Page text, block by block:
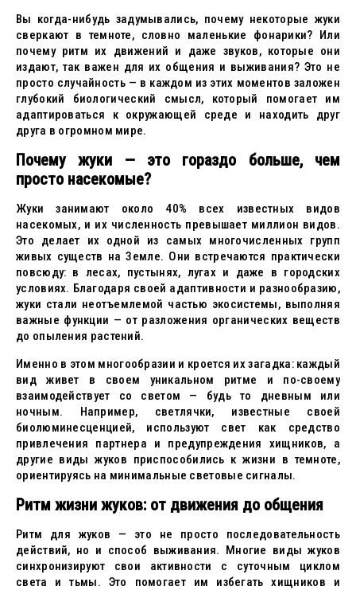
Вы когда-нибудь задумывались, почему некоторые жуки
сверкают в темноте, словно маленькие фонарики? Или
почему ритм их движений и даже звуков, которые они
издают, так важен для их общения и выживания? Это не
просто случайность — в каждом из этих моментов заложен
глубокий биологический смысл, который помогает им
адаптироваться к окружающей среде и находить друг
друга в огромном мире.
Почему жуки — это гораздо больше, чем
просто насекомые?
Жуки занимают около 40% всех известных видов
насекомых, и их численность превышает миллион видов.
Это делает их одной из самых многочисленных групп
живых существ на Земле. Они встречаются практически
повсюду: в лесах, пустынях, лугах и даже в городских
условиях. Благодаря своей адаптивности и разнообразию,
жуки стали неотъемлемой частью экосистемы, выполняя
важные функции — от разложения органических веществ
до опыления растений.
Именно в этом многообразии и кроется их загадка: каждый
вид живет в своем уникальном ритме и по-своему
взаимодействует со светом — будь то дневным или
ночным. Например, светлячки, известные своей
биолюминесценцией, используют свет как средство
привлечения партнера и предупреждения хищников, а
другие виды жуков приспособились к жизни в темноте,
ориентируясь на минимальные световые сигналы.
Ритм жизни жуков: от движения до общения
Ритм для жуков — это не просто последовательность
действий, но и способ выживания. Многие виды жуков
синхронизируют свои активности с суточным циклом
света и тьмы. Это помогает им избегать хищников и